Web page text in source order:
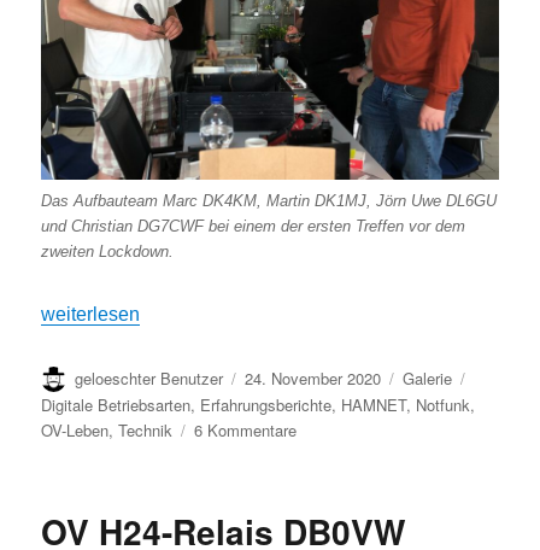
Das Aufbauteam Marc DK4KM, Martin DK1MJ, Jörn Uwe DL6GU
und Christian DG7CWF bei einem der ersten Treffen vor dem
zweiten Lockdown.
„Was lange währt, wird endlich gut – DB0VW goes digital“
weiterlesen
Autor
geloeschter Benutzer
Veröffentlicht
am
24. November 2020 Format
Galerie
Digitale Betriebsarten, Erfahrungsberichte, HAMNET, Notfunk,
OV-Leben,Technik 6 Kommentarezu
wird
OV H24-Relais DB0VW